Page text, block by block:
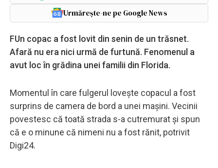
Urmărește-ne pe Google News
FUn copac a fost lovit din senin de un trăsnet.
Afară nu era nici urmă de furtună. Fenomenul a
avut loc în grădina unei familii din Florida.
Momentul în care fulgerul loveşte copacul a fost
surprins de camera de bord a unei mașini. Vecinii
povestesc că toată strada s-a cutremurat și spun
că e o minune că nimeni nu a fost rănit, potrivit
Digi24.